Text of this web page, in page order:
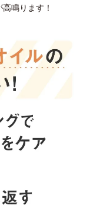
鳴ります！